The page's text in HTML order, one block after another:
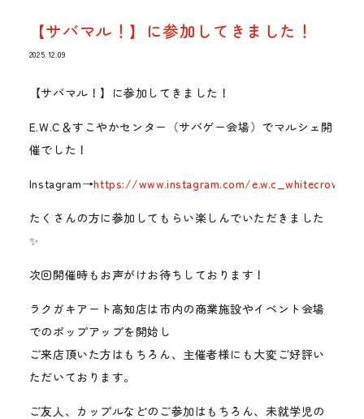
【サバマル！】に参加してきました！
2025.12.09
【サバマル！】に参加してきました！
E.W.C＆すこやかセンター（サバゲー会場）でマルシェ開
催でした！
Instagram→https://www.instagram.com/e.w.c_whitecrow/
たくさんの方に参加してもらい楽しんでいただきました
✨
次回開催時もお声がけお待ちしております！
ラクガキアート高知店は市内の商業施設やイベント会場
でのポップアップを開始し
ご来店頂いた方はもちろん、主催者様にも大変ご好評い
ただいております。
ご友人、カップルなどのご参加はもちろん、未就学児の